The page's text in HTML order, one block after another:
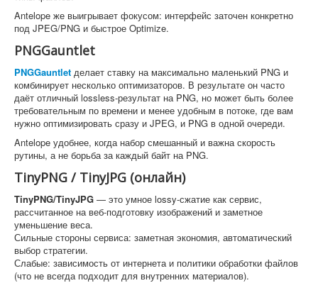
Antelope же выигрывает фокусом: интерфейс заточен конкретно
под JPEG/PNG и быстрое Optimize.
PNGGauntlet
PNGGauntlet делает ставку на максимально маленький PNG и
комбинирует несколько оптимизаторов. В результате он часто
даёт отличный lossless-результат на PNG, но может быть более
требовательным по времени и менее удобным в потоке, где вам
нужно оптимизировать сразу и JPEG, и PNG в одной очереди.
Antelope удобнее, когда набор смешанный и важна скорость
рутины, а не борьба за каждый байт на PNG.
TinyPNG / TinyJPG (онлайн)
TinyPNG/TinyJPG — это умное lossy-сжатие как сервис,
рассчитанное на веб-подготовку изображений и заметное
уменьшение веса.
Сильные стороны сервиса: заметная экономия, автоматический
выбор стратегии.
Слабые: зависимость от интернета и политики обработки файлов
(что не всегда подходит для внутренних материалов).